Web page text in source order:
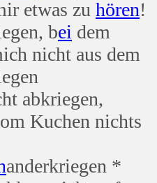
etwas zu hören!
bei dem
nicht aus dem
abkriegen,
Kuchen nichts
anderkriegen *